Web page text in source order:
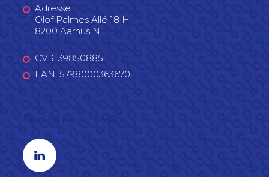
Adresse
Olof Palmes Allé 18 H
8200 Aarhus N
CVR: 39850885
EAN: 5798000363670
Linkedin profil